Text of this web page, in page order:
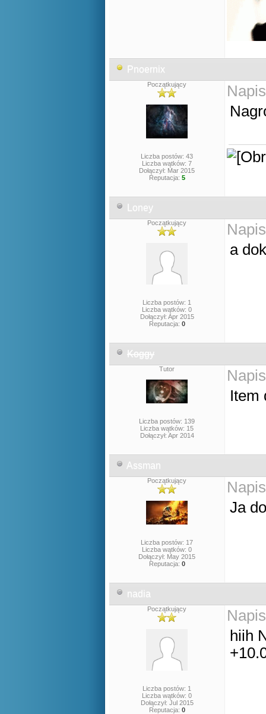
Pnoernix
Początkujący
Liczba postów: 43
Liczba wątków: 7
Dołączył: Mar 2015
Reputacja: 5
Loney
Początkujący
Liczba postów: 1
Liczba wątków: 0
Dołączył: Apr 2015
Reputacja: 0
a
Koggy
Tutor
Liczba postów: 139
Liczba wątków: 15
Dołączył: Apr 2014
Item
Assman
Początkujący
Liczba postów: 17
Liczba wątków: 0
Dołączył: May 2015
Reputacja: 0
Ja
nadia
Początkujący
Liczba postów: 1
Liczba wątków: 0
Dołączył: Jul 2015
Reputacja: 0
hiih